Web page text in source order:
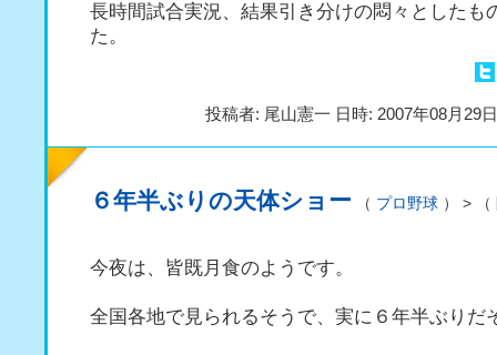
長時間試合実況、結果引き分けの悶々としたも
た。
投稿者: 尾山憲一 日時: 2007年08月29
６年半ぶりの天体ショー （ プロ野球 ） > （
今夜は、皆既月食のようです。
全国各地で見られるそうで、実に６年半ぶりだ